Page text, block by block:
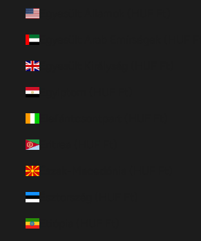
Egyesült Államok (HUF Ft)
Egyesült Arab Emírségek (HUF Ft)
Egyesült Királyság (HUF Ft)
Egyiptom (HUF Ft)
Eritrea (HUF Ft)
Észak-Macedónia (HUF Ft)
Észtország (HUF Ft)
Etiópia (HUF Ft)